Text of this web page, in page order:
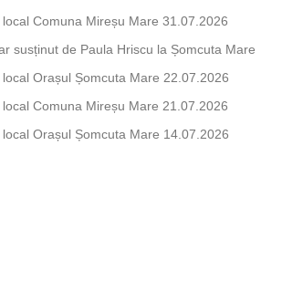
Comuna Mireșu Mare 31.07.2026
susținut de Paula Hriscu la Șomcuta Mare
Orașul Șomcuta Mare 22.07.2026
Comuna Mireșu Mare 21.07.2026
Orașul Șomcuta Mare 14.07.2026